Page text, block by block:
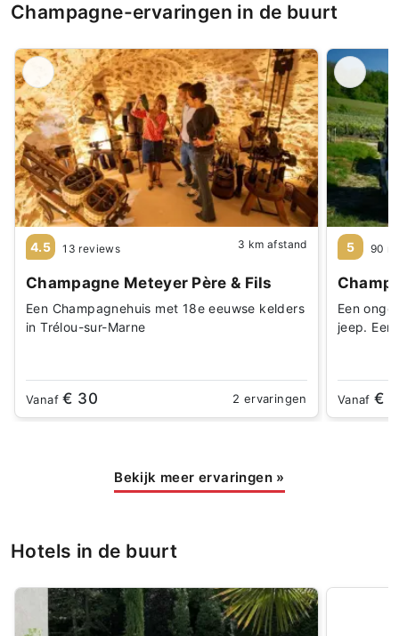
Champagne-ervaringen in de buurt
4.5 13 reviews 3 km afstand
Champagne Meteyer Père & Fils
Een Champagnehuis met 18e eeuwse kelders
in Trélou-sur-Marne
Vanaf€ 30 2 ervaringen
5 90
Een
jeep.
Vanaf€
Bekijk meer ervaringen »
Hotels in de buurt